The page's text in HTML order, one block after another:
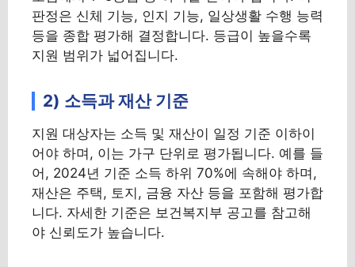
판정은 신체 기능, 인지 기능, 일상생활 수행 능력
등을 종합 평가해 결정합니다. 등급이 높을수록
지원 범위가 넓어집니다.
2) 소득과 재산 기준
지원 대상자는 소득 및 재산이 일정 기준 이하이
어야 하며, 이는 가구 단위로 평가됩니다. 예를 들
어, 2024년 기준 소득 하위 70%에 속해야 하며,
재산은 주택, 토지, 금융 자산 등을 포함해 평가합
니다. 자세한 기준은 보건복지부 공고를 참고해
야 신뢰도가 높습니다.